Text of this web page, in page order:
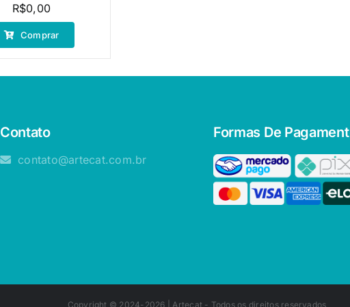
R$0,00
Comprar
Contato
contato@artecat.com.br
Formas De
Copyright © 2024-2026 | Artecat - Todos os direitos reservados